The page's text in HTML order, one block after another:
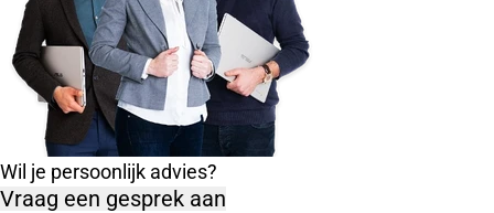
Wil je persoonlijk advies?
Vraag een gesprek aan